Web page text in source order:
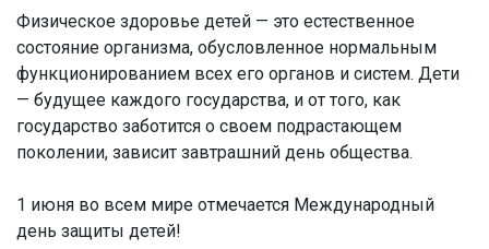
Физическое здоровье детей — это естественное
состояние организма, обусловленное нормальным
функционированием всех его органов и систем. Дети
— будущее каждого государства, и от того, как
государство заботится о своем подрастающем
поколении, зависит завтрашний день общества.
1 июня во всем мире отмечается Международный
день защиты детей!